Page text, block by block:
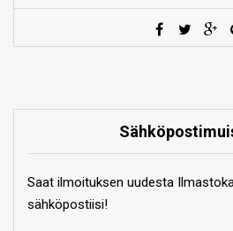
Saat ilmoituksen uudesta
sähköpostiisi!